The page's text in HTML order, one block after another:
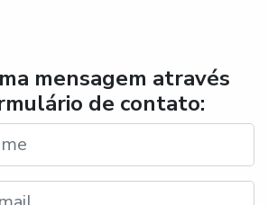
mensagem através
de contato: